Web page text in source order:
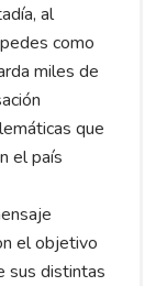
al
como
miles de
que
el país
el objetivo
sus distintas